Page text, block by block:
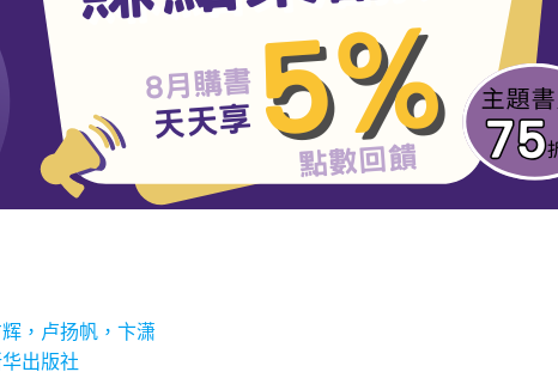
，卢扬帆，卞潇
出版社